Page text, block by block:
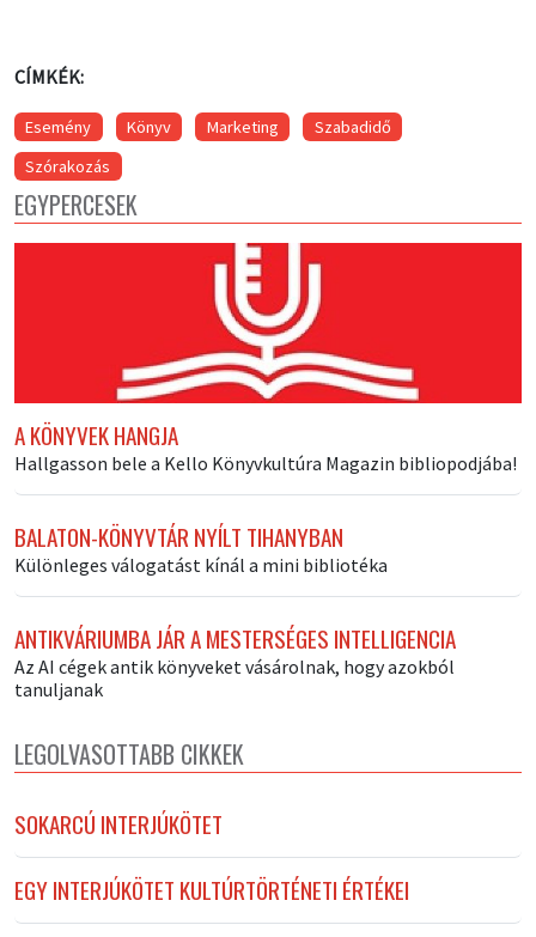
CÍMKÉK:
Esemény Könyv Marketing
Szabadidő
Szórakozás
EGYPERCESEK
A KÖNYVEK HANGJA
Hallgasson bele a Kello Könyvkultúra Magazin bibliopodjába!
BALATON-KÖNYVTÁR NYÍLT TIHANYBAN
Különleges válogatást kínál a mini bibliotéka
ANTIKVÁRIUMBA JÁR A MESTERSÉGES INTELLIGENCIA
Az AI cégek antik könyveket vásárolnak, hogy azokból
tanuljanak
LEGOLVASOTTABB CIKKEK
SOKARCÚ INTERJÚKÖTET
EGY INTERJÚKÖTET KULTÚRTÖRTÉNETI ÉRTÉKEI